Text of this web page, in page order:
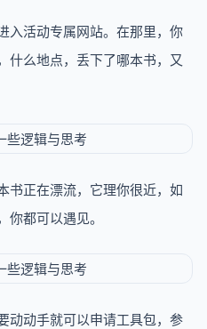
入活动专属网站。在那里，你
什么地点，丢下了哪本书，又
书正在漂流，它理你很近，如
都可以遇见。
动动手就可以申请工具包，参